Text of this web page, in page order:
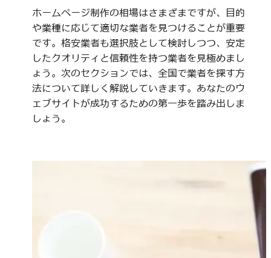
ホームページ制作の相場はさまざまですが、目的
や業種に応じて適切な業者を見つけることが重要
です。格安業者も選択肢として検討しつつ、安定
したクオリティと信頼性を持つ業者を見極めまし
ょう。次のセクションでは、全国で業者を探す方
法について詳しく解説していきます。あなたのウ
ェブサイトが成功するための第一歩を踏み出しま
しょう。